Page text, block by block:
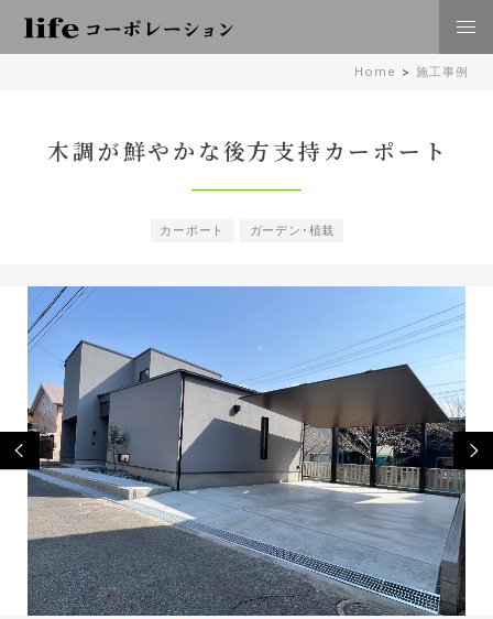
Home > 施工事例
木調が鮮やかな後方支持カーポート
カーポート ガーデン･植栽